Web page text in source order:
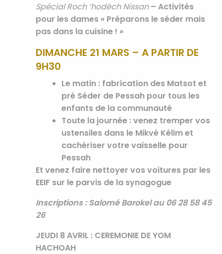
Spécial Roch ‘hodèch Nissan – Activités
pour les dames « Préparons le séder mais
pas dans la cuisine ! »
DIMANCHE 21 MARS – A PARTIR DE
9H30
Le matin : fabrication des Matsot et
pré Séder de Pessah pour tous les
enfants de la communauté
Toute la journée : venez tremper vos
ustensiles dans le Mikvé Kélim et
cachériser votre vaisselle pour
Pessah
Et venez faire nettoyer vos voitures par les
EEIF sur le parvis de la synagogue
Inscriptions : Salomé Barokel au 06 28 58 45
26
JEUDI 8 AVRIL : CEREMONIE DE YOM
HACHOAH